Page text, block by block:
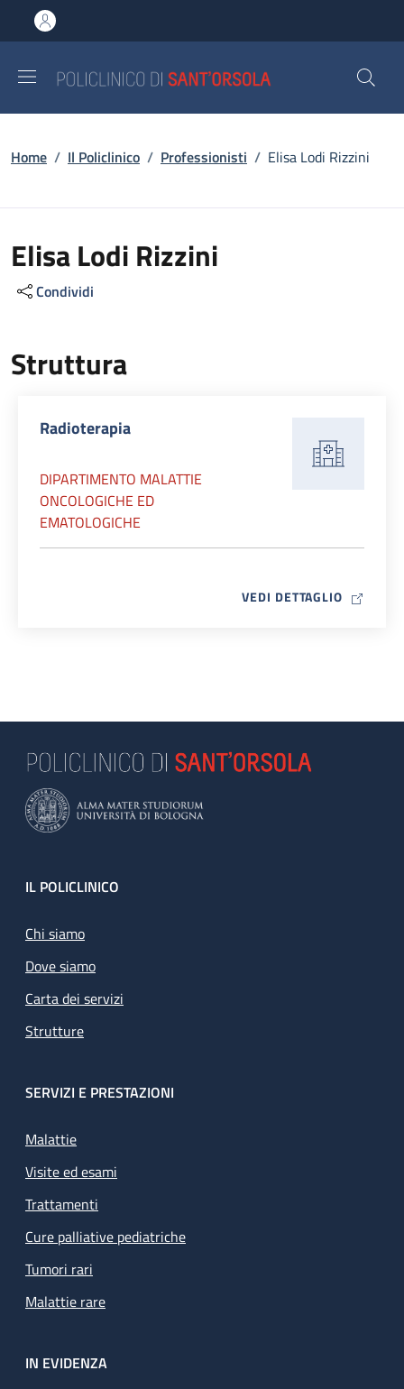
al contenuto principale
to footer content
Briciole di pane
Home / Il Policlinico / Professionisti / Elisa Lodi Rizzini
Elisa Lodi Rizzini
Condividi
Struttura
Radioterapia
DIPARTIMENTO MALATTIE
ONCOLOGICHE ED
EMATOLOGICHE
VEDI DETTAGLIO MAP ICON
Footer
IL POLICLINICO
Chi siamo
Dove siamo
Carta dei servizi
Strutture
SERVIZI E PRESTAZIONI
Malattie
Visite ed esami
Trattamenti
Cure palliative pediatriche
Tumori rari
Malattie rare
IN EVIDENZA